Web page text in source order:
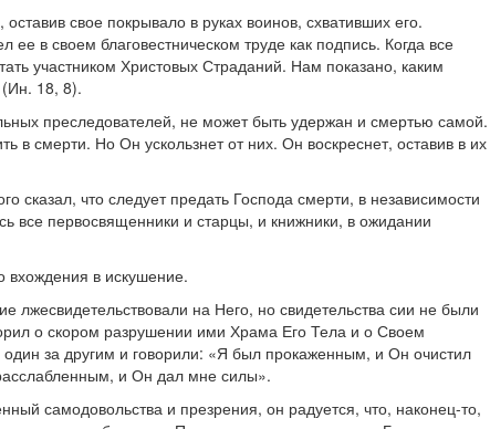
свое покрывало в руках воинов, схвативших его.
в своем благовестническом труде как подпись. Когда все
участником Христовых Страданий. Нам показано, каким
(Ин. 18, 8).
преследователей, не может быть удержан и смертью самой.
смерти. Но Он ускользнет от них. Он воскреснет, оставив в их
что следует предать Господа смерти, в независимости
все первосвященники и старцы, и книжники, в ожидании
вхождения в искушение.
лжесвидетельствовали на Него, но свидетельства сии не были
о скором разрушении ими Храма Его Тела и о Своем
за другим и говорили: «Я был прокаженным, и Он очистил
и Он дал мне силы».
самодовольства и презрения, он радуется, что, наконец-то,